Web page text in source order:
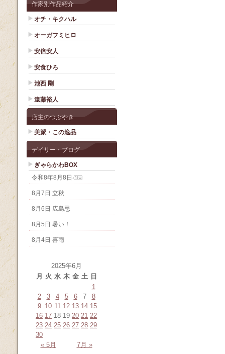
作家別作品紹介
オチ・キクハル
オーガフミヒロ
安倍安人
安食ひろ
池西 剛
遠藤裕人
店主のつぶやき
美派・この逸品
デイリー・ブログ
ぎゃらかわBOX
令和8年8月8日
8月7日 立秋
8月6日 広島忌
8月5日 暑い！
8月4日 喜雨
2025年6月
月
火 水 木 金 土 日
« 5月 7月 »
1
2
3 4 5 6 7
8
9 10 11 12 13 14 15
16 17 18 19 20 21 22
23 24 25 26 27 28 29
30